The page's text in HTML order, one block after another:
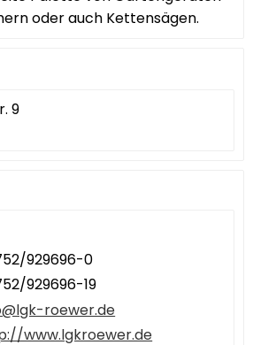
oder auch Kettensägen.
9
929696-0
929696-19
roewer.de
www.lgkroewer.de